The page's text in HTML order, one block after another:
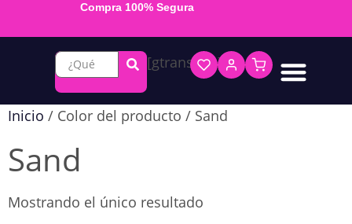
Compra 100% Segura
[gtranslate]
Inicio / Color del producto / Sand
Sand
Mostrando el único resultado